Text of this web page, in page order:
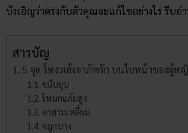
บังเอิญว่าตรงกับตัวคุณจะแก้ไขอย่างไร รีบอ่
สารบัญ
5 จุด โหงวเฮ้ง​อาภัพ​รัก บนใบหน้าของผู้ห
ขมับยุบ
โหนกแก้มสูง
ตาสามเหลี่ยม
จมูกบาง